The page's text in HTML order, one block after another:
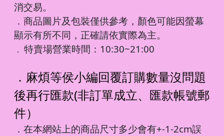
消交易。
．商品圖片及包裝僅供參考，顏色可能因螢幕
顯示有所不同，正確請依實際為主。
． 特賣場營業時間：10:30~21:00
．麻煩等侯小編回覆訂購數量沒問題
後再行匯款(非訂單成立、匯款帳號郵
件）
．在本網站上的商品尺寸多少會有+-1-2cm誤